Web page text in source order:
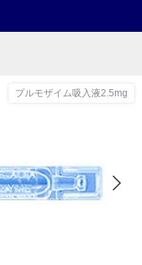
プルモザイム吸入液2.5mg